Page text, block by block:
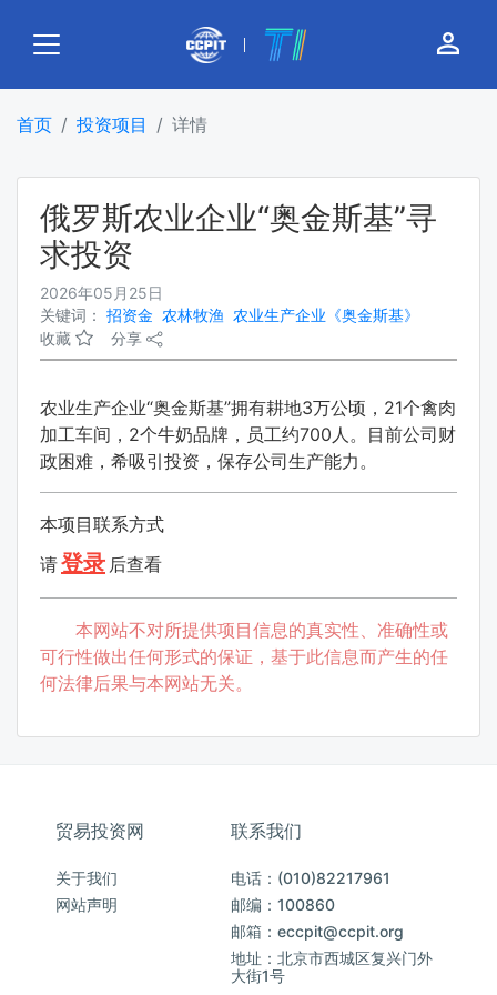
person_outline
首页 投资项目 详情
俄罗斯农业企业“奥金斯基”寻
求投资
2026年05月25日
关键词： 招资金 农林牧渔 农业生产企业《奥金斯基》
收藏
分享
农业生产企业“奥金斯基”拥有耕地3万公顷，21个禽肉
加工车间，2个牛奶品牌，员工约700人。目前公司财
政困难，希吸引投资，保存公司生产能力。
本项目联系方式
请登录 后查看
本网站不对所提供项目信息的真实性、准确性或
可行性做出任何形式的保证，基于此信息而产生的任
何法律后果与本网站无关。
贸易投资网
关于我们
网站声明
联系我们
电话：(010)82217961
邮编：100860
邮箱：eccpit@ccpit.org
地址：北京市西城区复兴门外
大街1号